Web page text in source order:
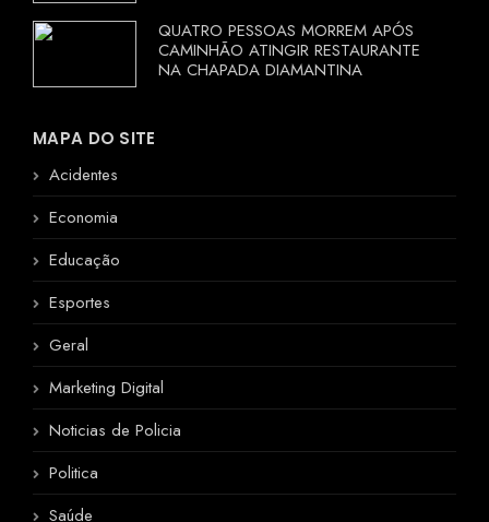
QUATRO PESSOAS MORREM APÓS
CAMINHÃO ATINGIR RESTAURANTE
NA CHAPADA DIAMANTINA
MAPA DO SITE
Acidentes
Economia
Educação
Esportes
Geral
Marketing Digital
Noticias de Policia
Politica
Saúde